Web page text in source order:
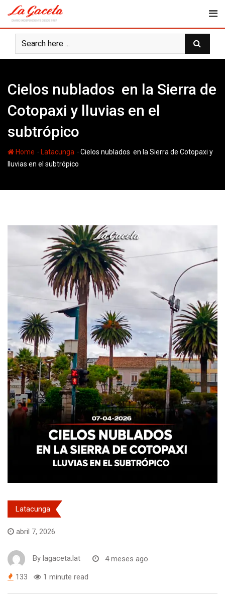
content
Cielos nublados en la Sierra de
Cotopaxi y lluvias en el
subtrópico
Home - Latacunga -Cielos nublados en la Sierra de Cotopaxi y
lluvias en el subtrópico
Latacunga
abril 7, 2026
By lagaceta.lat 4 meses ago
133 1 minute read